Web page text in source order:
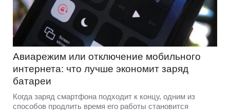
Авиарежим или отключение мобильного
интернета: что лучше экономит заряд
батареи
Когда заряд смартфона подходит к концу, одним из
способов продлить время его работы становится